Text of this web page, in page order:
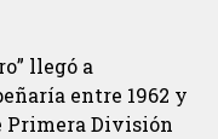
llegó a
entre 1962 y
Primera División